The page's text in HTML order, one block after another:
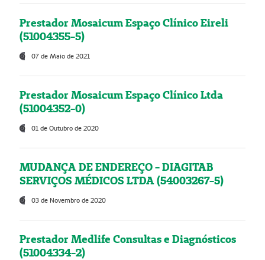
Prestador Mosaicum Espaço Clínico Eireli
(51004355-5)
07 de Maio de 2021
Prestador Mosaicum Espaço Clínico Ltda
(51004352-0)
01 de Outubro de 2020
MUDANÇA DE ENDEREÇO - DIAGITAB
SERVIÇOS MÉDICOS LTDA (54003267-5)
03 de Novembro de 2020
Prestador Medlife Consultas e Diagnósticos
(51004334-2)